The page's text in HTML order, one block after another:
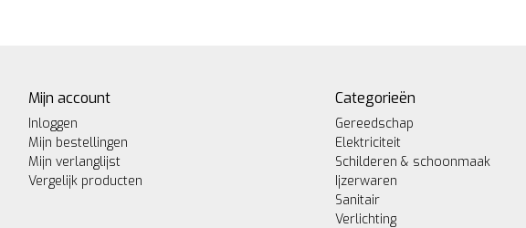
Mijn account
Inloggen
Mijn bestellingen
Mijn verlanglijst
Vergelijk producten
Categorieën
Gereedschap
Elektriciteit
Schilderen & schoonmaak
Ijzerwaren
Sanitair
Verlichting